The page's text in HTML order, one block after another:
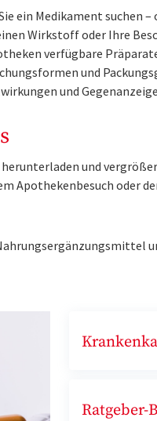
ein Medikament suchen
Wirkstoff oder Ihre
verfügbare
und
und
und
Apothekenbesuch oder
Ratgeber-